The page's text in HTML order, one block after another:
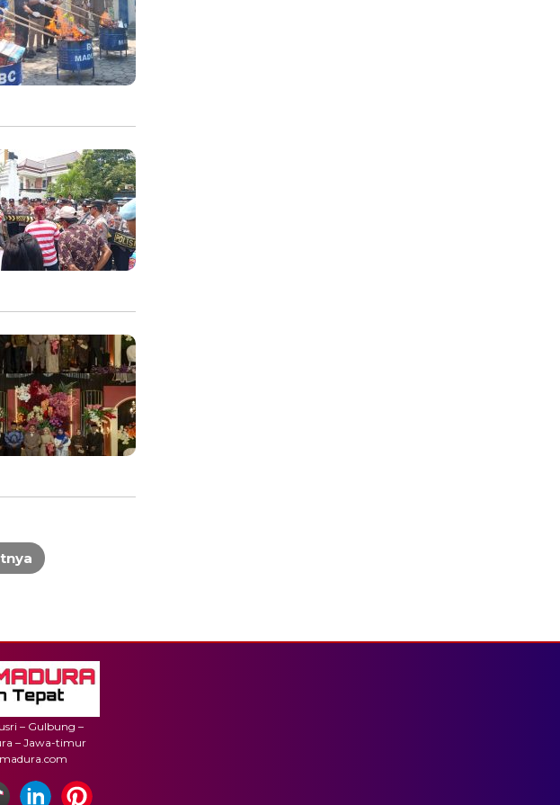
– Gulbung –
– Jawa-timur